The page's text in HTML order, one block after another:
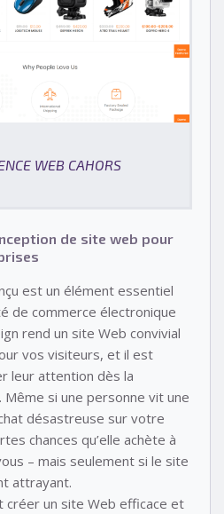
WEB CAHORS
de site web pour
est un élément essentiel
de commerce électronique
rend un site Web convivial
vos visiteurs, et il est
leur attention dès la
si une personne vit une
désastreuse sur votre
chances qu’elle achète à
– mais seulement si le site
attrayant.
créer un site Web efficace et